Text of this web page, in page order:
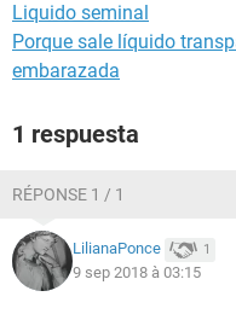
Liquido seminal
Porque sale líquido
embarazada
1 respuesta
RÉPONSE 1 / 1
LilianaPonce 1
9 sep 2018 à 03:15